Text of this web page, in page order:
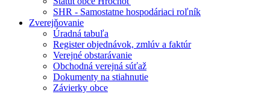
SHR - Samostatne hospodáriaci roľník
Zverejňovanie
Úradná tabuľa
Register objednávok, zmlúv a faktúr
Verejné obstarávanie
Obchodná verejná súťaž
Dokumenty na stiahnutie
Závierky obce